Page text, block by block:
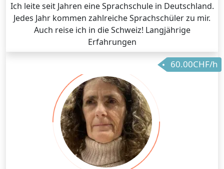
Ich leite seit Jahren eine Sprachschule in Deutschland.
Jedes Jahr kommen zahlreiche Sprachschüler zu mir.
Auch reise ich in die Schweiz! Langjährige
Erfahrungen
60.00CHF/h